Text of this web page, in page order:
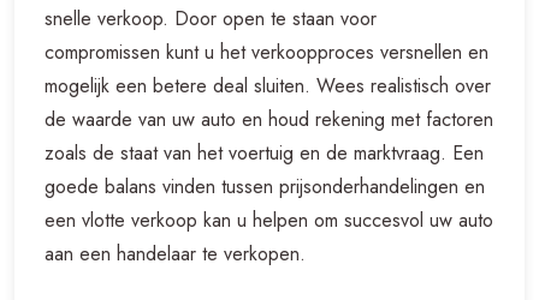
snelle verkoop. Door open te staan voor
compromissen kunt u het verkoopproces versnellen en
mogelijk een betere deal sluiten. Wees realistisch over
de waarde van uw auto en houd rekening met factoren
zoals de staat van het voertuig en de marktvraag. Een
goede balans vinden tussen prijsonderhandelingen en
een vlotte verkoop kan u helpen om succesvol uw auto
aan een handelaar te verkopen.